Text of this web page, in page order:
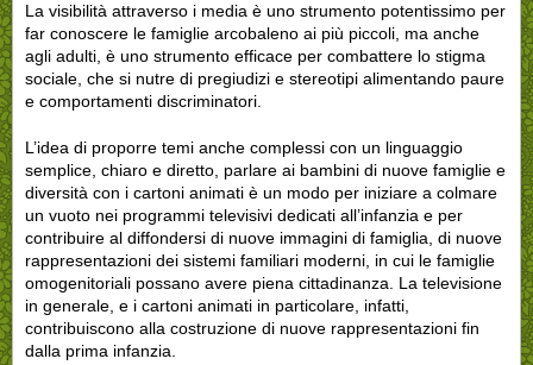
La visibilità attraverso i media è uno strumento potentissimo per
far conoscere le famiglie arcobaleno ai più piccoli, ma anche
agli adulti, è uno strumento efficace per combattere lo stigma
sociale, che si nutre di pregiudizi e stereo­tipi alimentando paure
e comportamenti discriminatori.
L’idea di proporre temi anche complessi con un linguaggio
semplice, chiaro e diretto, parlare ai bambini di nuove famiglie e
diversità con i cartoni animati è un modo per iniziare a colmare
un vuoto nei programmi televisivi dedicati all’infanzia e per
contribuire al diffondersi di nuove immagini di famiglia, di nuove
rappresentazioni dei sistemi familiari moderni, in cui le famiglie
omogenitoriali possano avere piena cittadinanza. La televisione
in generale, e i cartoni animati in particolare, infatti,
contribuiscono alla costruzione di nuove rappresentazioni fin
dalla prima infanzia.